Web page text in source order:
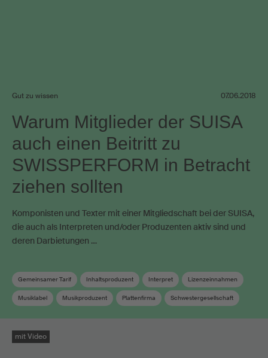
Gut zu wissen 07.06.2018
Warum Mitglieder der SUISA
auch einen Beitritt zu
SWISSPERFORM in Betracht
ziehen sollten
Komponisten und Texter mit einer Mitgliedschaft bei der SUISA,
die auch als Interpreten und/oder Produzenten aktiv sind und
deren Darbietungen …
Gemeinsamer Tarif Inhaltsproduzent Interpret Lizenzeinnahmen
Musiklabel Musikproduzent Plattenfirma Schwestergesellschaft
mit Video